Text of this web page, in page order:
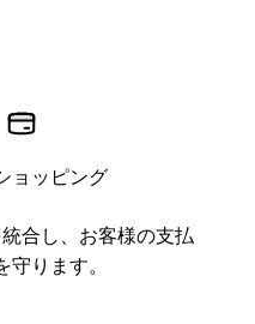
ョッピング
合し、お客様の支払
守ります。